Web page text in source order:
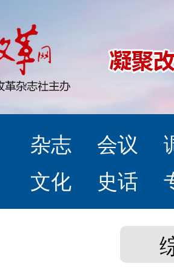
杂志 会议
文化
史话